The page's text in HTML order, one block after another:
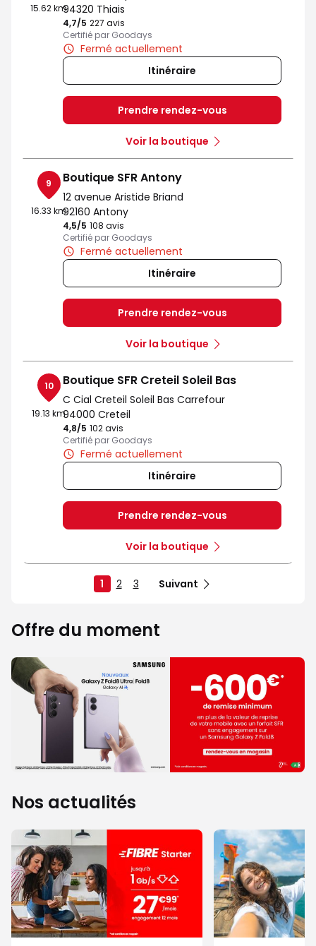
15.62 km94320 Thiais
4,7/5 Note de 4.7 sur 5
227 avis
Certifié par Goodays
Fermé actuellement
Itinéraire
Prendre rendez-vous
Voir la boutique
9
16.33 km
Boutique SFR Antony
12 avenue Aristide Briand
92160 Antony
4,5/5 Note de 4.5 sur 5
108 avis
Certifié par Goodays
Fermé actuellement
Itinéraire
Prendre rendez-vous
Voir la boutique
10
19.13 km
Boutique SFR Creteil Soleil Bas
C Cial Creteil Soleil Bas Carrefour
94000 Creteil
4,8/5 Note de 4.8 sur 5
102 avis
Certifié par Goodays
Fermé actuellement
Itinéraire
Prendre rendez-vous
Voir la boutique
1 2 3 Suivant
Offre du moment
Nos actualités